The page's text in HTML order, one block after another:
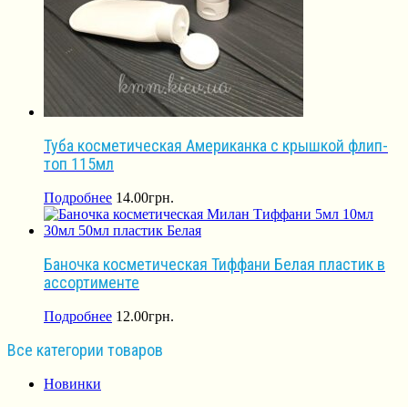
Туба косметическая Американка с крышкой флип-
топ 115мл
Подробнее 14.00грн.
Баночка косметическая Тиффани Белая пластик в
ассортименте
Подробнее 12.00грн.
Все категории товаров
Новинки